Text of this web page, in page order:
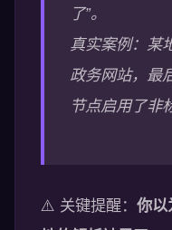
了”。
真实案例：某
政务网站，最
节点启用了非
⚠️ 关键提醒： 你以